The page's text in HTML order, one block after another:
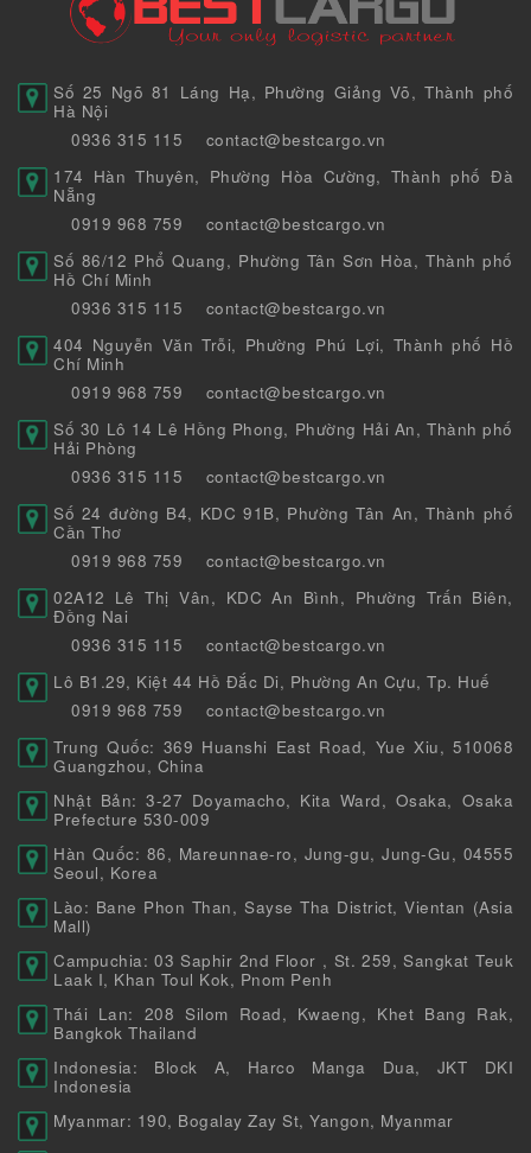
Số 25 Ngõ 81 Láng Hạ, Phường Giảng Võ, Thành phố
Hà Nội
0936 315 115
contact@bestcargo.vn
174 Hàn Thuyên, Phường Hòa Cường, Thành phố Đà
Nẵng
0919 968 759
contact@bestcargo.vn
Số 86/12 Phổ Quang, Phường Tân Sơn Hòa, Thành phố
Hồ Chí Minh
0936 315 115
contact@bestcargo.vn
404 Nguyễn Văn Trỗi, Phường Phú Lợi, Thành phố Hồ
Chí Minh
0919 968 759
contact@bestcargo.vn
Số 30 Lô 14 Lê Hồng Phong, Phường Hải An, Thành phố
Hải Phòng
0936 315 115
contact@bestcargo.vn
Số 24 đường B4, KDC 91B, Phường Tân An, Thành phố
Cần Thơ
0919 968 759
contact@bestcargo.vn
02A12 Lê Thị Vân, KDC An Bình, Phường Trấn Biên,
Đồng Nai
0936 315 115
contact@bestcargo.vn
Lô B1.29, Kiệt 44 Hồ Đắc Di, Phường An Cựu, Tp. Huế
0919 968 759
contact@bestcargo.vn
Trung Quốc: 369 Huanshi East Road, Yue Xiu, 510068
Guangzhou, China
Nhật Bản: 3-27 Doyamacho, Kita Ward, Osaka, Osaka
Prefecture 530-009
Hàn Quốc: 86, Mareunnae-ro, Jung-gu, Jung-Gu, 04555
Seoul, Korea
Lào: Bane Phon Than, Sayse Tha District, Vientan (Asia
Mall)
Campuchia: 03 Saphir 2nd Floor , St. 259, Sangkat Teuk
Laak I, Khan Toul Kok, Pnom Penh
Thái Lan: 208 Silom Road, Kwaeng, Khet Bang Rak,
Bangkok Thailand
Indonesia: Block A, Harco Manga Dua, JKT DKI
Indonesia
Myanmar: 190, Bogalay Zay St, Yangon, Myanmar